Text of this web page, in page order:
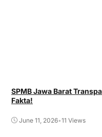
SPMB Jawa Barat
Fakta!
June 11, 2026•11 Views